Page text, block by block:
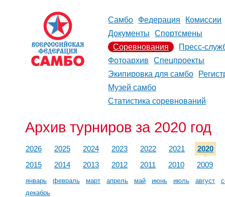
Самбо Федерация
Комиссии
Документы
Спортсмены
Соревнования
Пресс-
Фотоархив
Спецпроекты
Экипировка для самбо
Музей самбо
Статистика соревнований
Архив турниров за 2020 год
2026 2025 2024 2023 2022 2021
2020
2015
2014 2013 2012 2011 2010 2009
январь февраль март апрель май июнь июль август
декабрь